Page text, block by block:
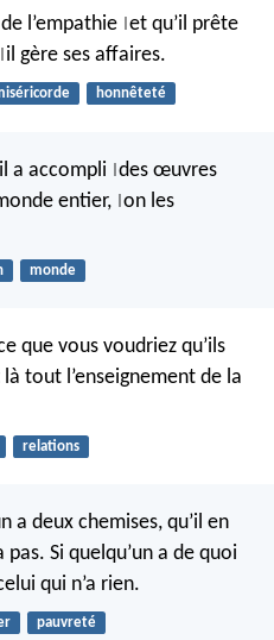
l’empathie et qu’il prête
il gère ses affaires.
honnêteté
a accompli des œuvres
entier, on les
monde
que vous voudriez qu’ils
tout l’enseignement de la
relations
a deux chemises, qu’il en
Si quelqu’un a de quoi
qui n’a rien.
pauvreté